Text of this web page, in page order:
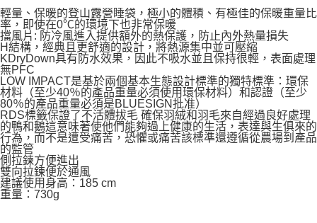
輕量、保暖的登山露營睡袋，極小的體積、有極佳的保暖重量比
率，即使在0℃的環境下也非常保暖
擋風片: 防冷風進入提供額外的熱保護，防止內外熱量損失
H結構，經典且更舒適的設計，將熱源集中並可壓縮
KDryDown具有防水效果，因此不吸水並且保持很輕，表面處理
無PFC
LOW IMPACT是基於兩個基本生態設計標準的獨特標準：環保
材料（至少40％的產品重量必須使用環保材料）和認證（至少
80％的產品重量必須是BLUESIGN批准）
RDS標籤保證了不活體拔毛 確保羽絨和羽毛來自經過良好處理
的鴨和鵝這意味著使他們能夠過上健康的生活，表達與生俱來的
行為，而不是遭受痛苦，恐懼或痛苦該標準還遵循從農場到產品
的監管
側拉鍊方便進出
雙向拉鍊便於通風
建議使用身高：185 cm
重量：730g